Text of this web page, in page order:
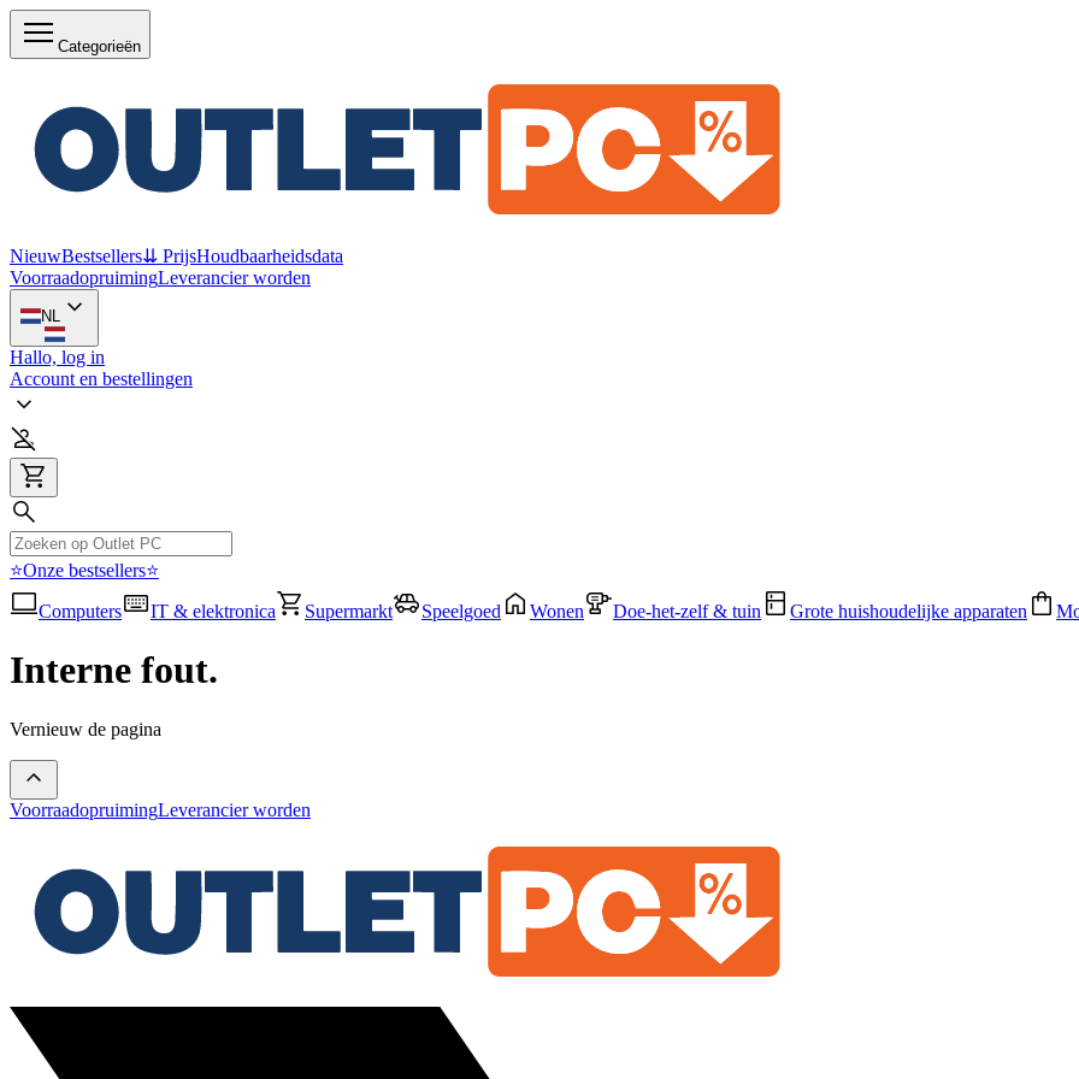
Categorieën
NieuwBestsellers⇊ PrijsHoudbaarheidsdata
VoorraadopruimingLeverancier worden
NL
Hallo, log in
Account en bestellingen
⭐Onze bestsellers⭐
Computers
IT & elektronica Supermarkt Speelgoed Wonen Doe-het-zelf & tuin Grote huishoudelijke apparaten
Interne fout.
Vernieuw de pagina
VoorraadopruimingLeverancier worden